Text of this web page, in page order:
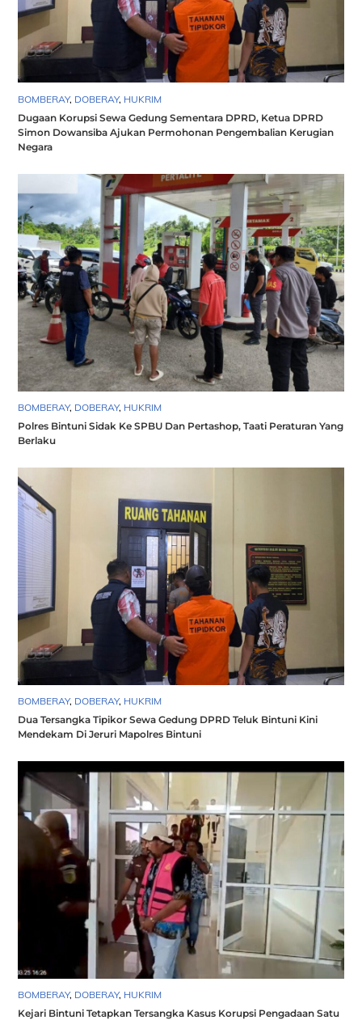
BOMBERAY, DOBERAY, HUKRIM
Dugaan Korupsi Sewa Gedung Sementara DPRD, Ketua DPRD
Simon Dowansiba Ajukan Permohonan Pengembalian Kerugian
Negara
BOMBERAY, DOBERAY, HUKRIM
Polres Bintuni Sidak Ke SPBU Dan Pertashop, Taati Peraturan Yang
Berlaku
BOMBERAY, DOBERAY, HUKRIM
Dua Tersangka Tipikor Sewa Gedung DPRD Teluk Bintuni Kini
Mendekam Di Jeruri Mapolres Bintuni
BOMBERAY, DOBERAY, HUKRIM
Kejari Bintuni Tetapkan Tersangka Kasus Korupsi Pengadaan Satu